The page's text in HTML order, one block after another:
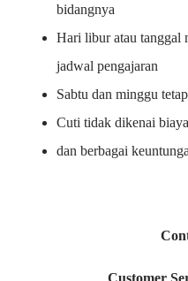
bidangnya
Hari libur atau tanggal
jadwal pengajaran
Sabtu dan minggu
Cuti tidak dikenai biaya
dan berbagai
Customer